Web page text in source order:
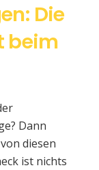
Die
beim
Dann
diesen
ist nichts